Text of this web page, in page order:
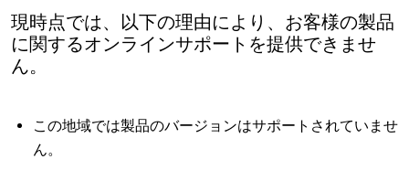
現時点では、以下の理由により、お客様の製品
に関するオンラインサポートを提供できませ
ん。
この地域では製品のバージョンはサポートされていませ
ん。